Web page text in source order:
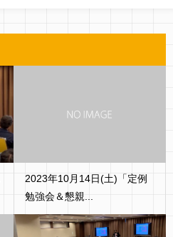
2023年10月14日(土)「定例
勉強会＆懇親...